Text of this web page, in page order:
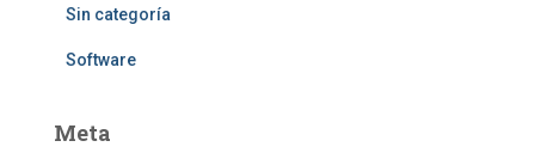
Sin categoría
Software
Meta